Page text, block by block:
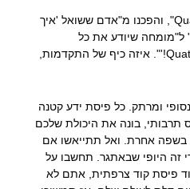
אז היום למדנו על ה"Quatrième", והפכנו מ"אדם ששואל 'איך
ל"מומחה שיודע את כל
המורכבויות מאחורי ה'Quatrième!'". איזה כיף של התקדמות,
ומרתק. כל פיסת ידע קטנה
תרבותי, בונה את היכולת שלכם
אחרת. ואל תתייאשו אם
זה היופי שבאתגר. תחשבו על
פיסת קוד צרפתית, אתם לא